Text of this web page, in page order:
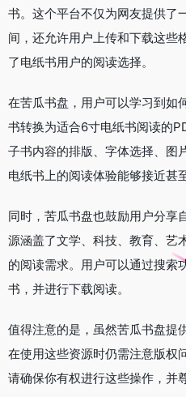
书。这个平台不仅为网友提供了
间，还允许用户上传和下载这些
了电纸书用户的阅读选择。
在苦瓜书盘，用户可以学习到如
书转换为适合6寸电纸书阅读的
子书内容的排版、字体选择、图
电纸书上的阅读体验能够接近甚
同时，苦瓜书盘也鼓励用户分享
源涵盖了文学、科技、教育、艺
的阅读需求。用户可以通过搜索
书，并进行下载阅读。
值得注意的是，虽然苦瓜书盘提
在使用这些资源时仍需注意版权
请确保你有权进行这些操作，并